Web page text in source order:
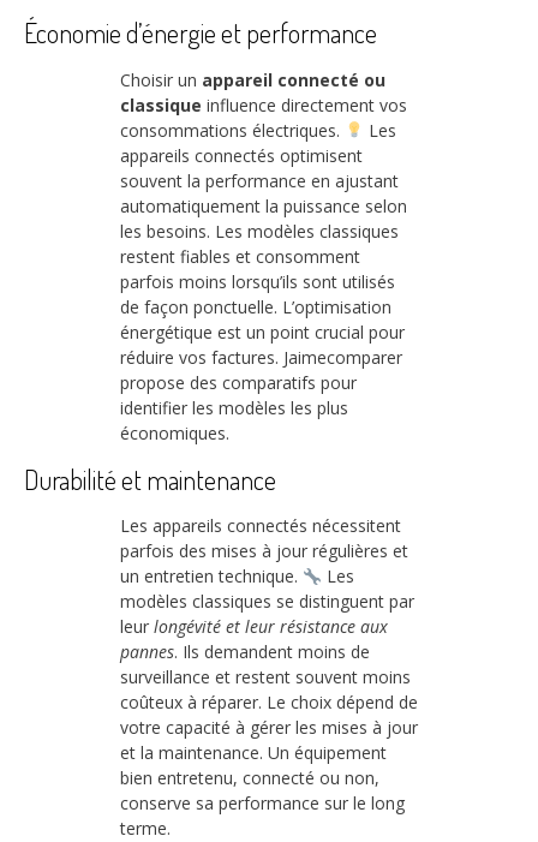
Économie d’énergie et performance
Choisir un appareil connecté ou
classique influence directement vos
consommations électriques.
Les
appareils connectés optimisent
souvent la performance en ajustant
automatiquement la puissance selon
les besoins. Les modèles classiques
restent fiables et consomment
parfois moins lorsqu’ils sont utilisés
de façon ponctuelle. L’optimisation
énergétique est un point crucial pour
réduire vos factures. Jaimecomparer
propose des comparatifs pour
identifier les modèles les plus
économiques.
Durabilité et maintenance
Les appareils connectés nécessitent
parfois des mises à jour régulières et
un entretien technique.
Les
modèles classiques se distinguent par
leur longévité et leur résistance aux
pannes. Ils demandent moins de
surveillance et restent souvent moins
coûteux à réparer. Le choix dépend de
votre capacité à gérer les mises à jour
et la maintenance. Un équipement
bien entretenu, connecté ou non,
conserve sa performance sur le long
terme.